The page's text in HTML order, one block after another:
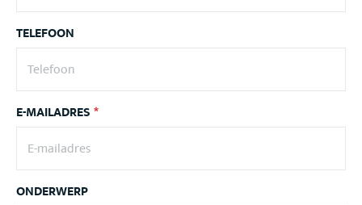
TELEFOON
E-MAILADRES*
ONDERWERP